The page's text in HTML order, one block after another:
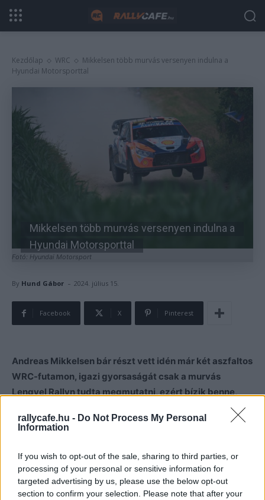
rallycafe.hu - Do Not Process My Personal
Information
If you wish to opt-out of the sale, sharing to third parties, or
processing of your personal or sensitive information for
targeted advertising by us, please use the below opt-out
section to confirm your selection. Please note that after your
Kezdőlap WRC
Mikkelsen több murvás versenyen indulna a
Hyundai Motorsporttal
Fotó: Hyundai Motorsport
Mikkelsen több murvás versenyen indulna a
Hyundai Motorsporttal
By Hund Gábor - 2024. július 15.
Facebook X Pinterest
Andreas Mikkelsen bár részt vett idén már két aszfaltos
WRC-futamon, igazi gyorsaságát csak a murvás
Lengyel Rallyn tudta megmutatni, ezért bízik benne,
a Rally1-es Hyundaijjal és mind háromszor a hatodik
helyet szerezte meg, azonban az első két verseny és a
Lengyel Rally között hatalmas a különbség.